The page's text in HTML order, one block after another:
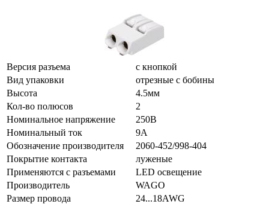
Версия разъема
с кнопкой
Вид упаковки
отрезные с бобины
Высота
4.5мм
Кол-во полюсов
2
Номинальное напряжение
250В
Номинальный ток
9А
Обозначение производителя
2060-452/998-404
Покрытие контакта
луженые
Применяются с разъемами
LED освещение
Производитель
WAGO
Размер провода
24...18AWG